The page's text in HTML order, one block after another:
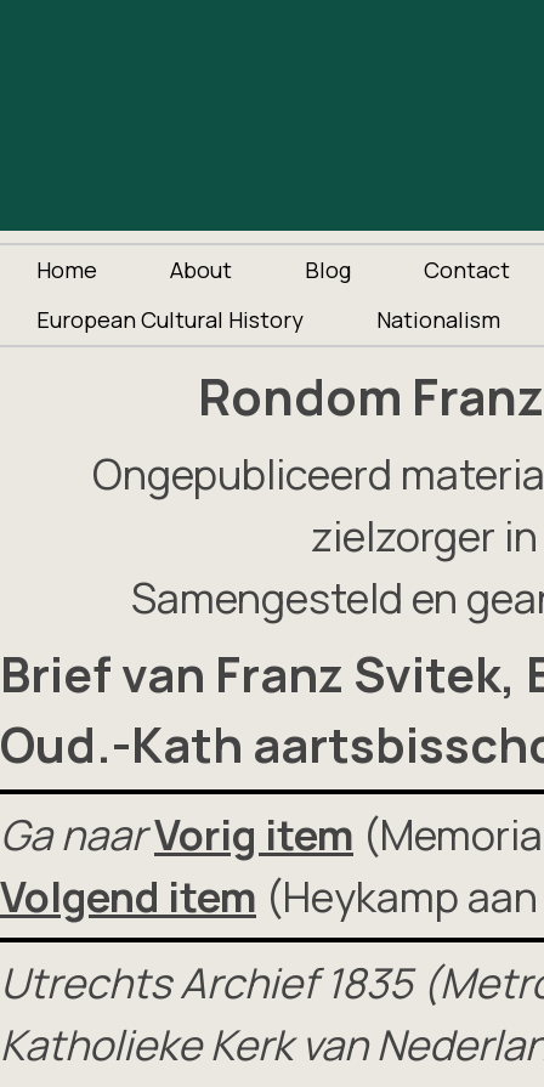
Home About Blog
Contact
European Cultural History
Nationalism
Rondom
Ongepubliceerd
zielzorger
Samengesteld en
Brief van Franz Svitek,
Oud.-Kath
Ga naarVorig item
Volgend item (Heykamp
Utrechts Archief 1835
Katholieke Kerk van